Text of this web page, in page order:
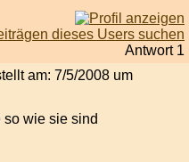
Antwort 1
am: 7/5/2008 um
wie sie sind